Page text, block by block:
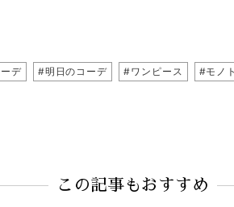
デ #明日のコーデ #ワンピース #モノ
この記事もおすすめ